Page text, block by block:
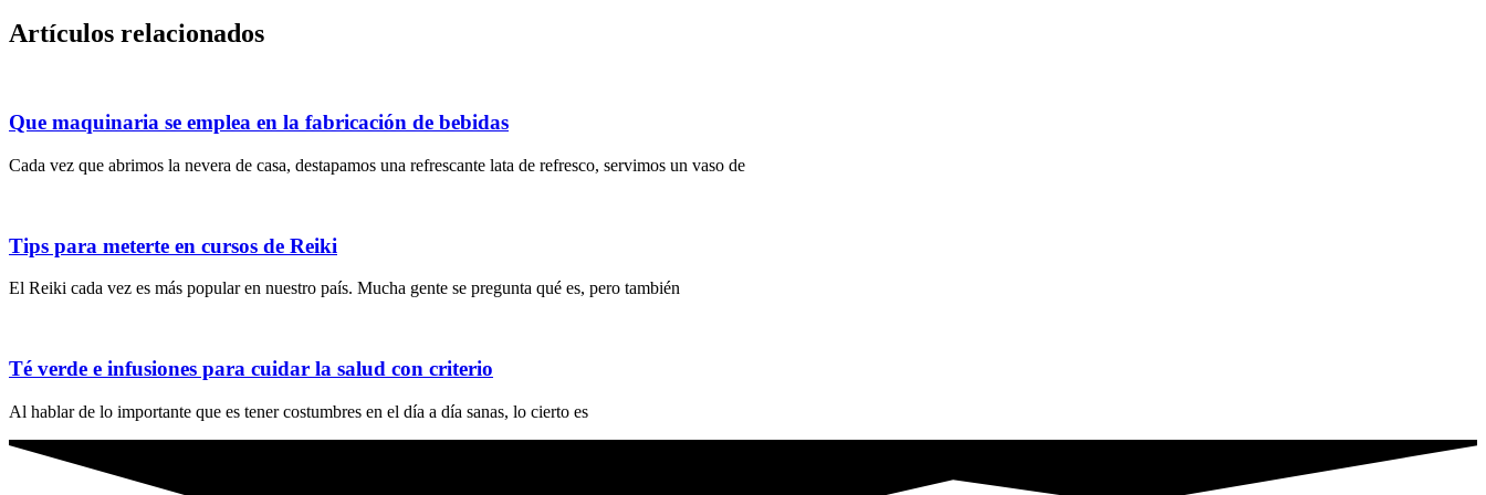
Artículos relacionados
Que maquinaria se emplea en la fabricación de bebidas
Cada vez que abrimos la nevera de casa, destapamos una refrescante lata de refresco, servimos un vaso de
Tips para meterte en cursos de Reiki
El Reiki cada vez es más popular en nuestro país. Mucha gente se pregunta qué es, pero también
Té verde e infusiones para cuidar la salud con criterio
Al hablar de lo importante que es tener costumbres en el día a día sanas, lo cierto es